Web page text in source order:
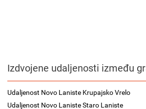
Izdvojene udaljenosti između
Udaljenost Novo Laniste Krupajsko Vrelo
Udaljenost Novo Laniste Staro Laniste